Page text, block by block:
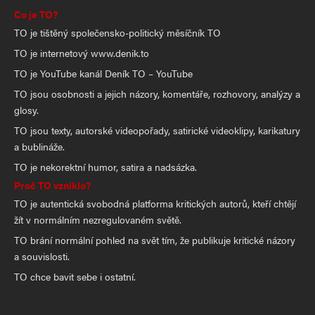
Co je TO?
TO je tištěný společensko-politický měsíčník TO
TO je internetový www.denik.to
TO je YouTube kanál Deník TO – YouTube
TO jsou osobnosti a jejich názory, komentáře, rozhovory, analýzy a
glosy.
TO jsou texty, autorské videopořady, satirické videoklipy, karikatury
a bublináže.
TO je nekorektní humor, satira a nadsázka.
Proč TO vzniklo?
TO je autentická svobodná platforma kritických autorů, kteří chtějí
žít v normálním nezregulovaném světě.
TO brání normální pohled na svět tím, že publikuje kritické názory
a souvislosti.
TO chce bavit sebe i ostatní.